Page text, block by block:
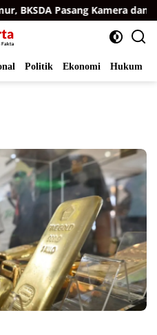
Pasang Kamera dan
Politik Ekonomi Hukum